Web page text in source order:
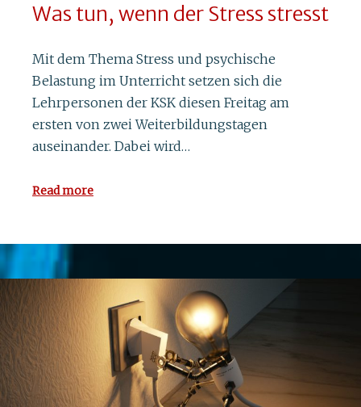
Was tun, wenn der Stress stresst
Mit dem Thema Stress und psychische
Belastung im Unterricht setzen sich die
Lehrpersonen der KSK diesen Freitag am
ersten von zwei Weiterbildungstagen
auseinander. Dabei wird…
Read more